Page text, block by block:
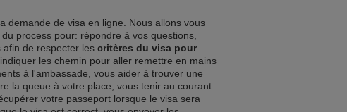
demande de visa en ligne. Nous allons vous
process pour: répondre à vos questions,
de respecter les critères du visa pour
indiquer les chemin pour aller remettre en mains
à l'ambassade, vous aider à trouver une
la queue à votre place, vous tenir au courant
votre passeport lorsque le visa sera